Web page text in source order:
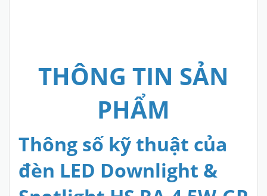
THÔNG TIN SẢN
PHẨM
Thông số kỹ thuật của
đèn LED Downlight &